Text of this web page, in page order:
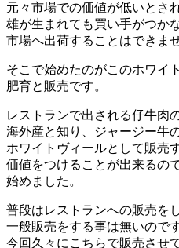
元々市場での価値が低いとさ
雄が生まれても買い手がつか
市場へ出荷することはできま
そこで始めたのがこのホワイ
肥育と販売です。
レストランで出される仔牛肉
海外産と知り、ジャージー牛
ホワイトヴィールとして販売
価値をつけることが出来るの
始めました。
普段はレストランへの販売を
一般販売をする事は無いのです
今回久々にこちらで販売させ